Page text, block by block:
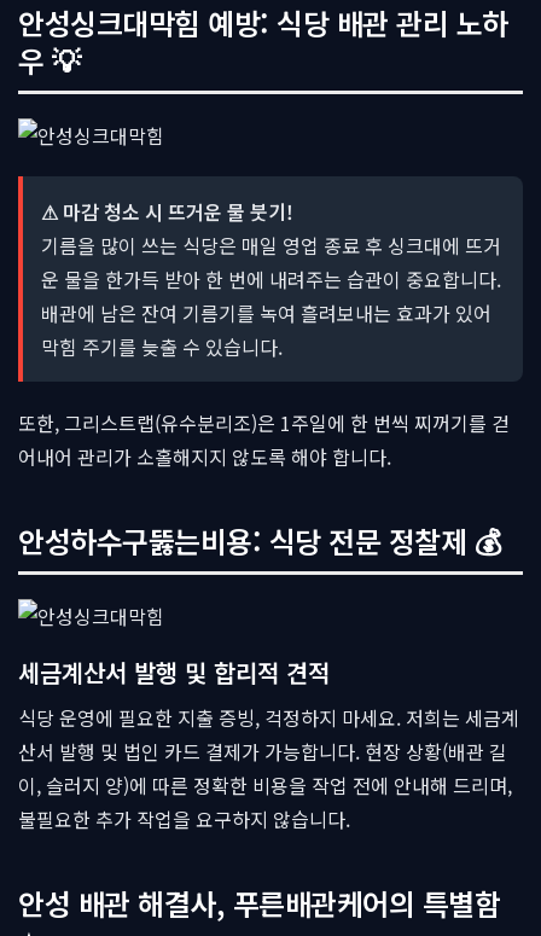
안성싱크대막힘 예방: 식당 배관 관리 노하
우 💡
⚠ 마감 청소 시 뜨거운 물 붓기!
기름을 많이 쓰는 식당은 매일 영업 종료 후 싱크대에 뜨거
운 물을 한가득 받아 한 번에 내려주는 습관이 중요합니다.
배관에 남은 잔여 기름기를 녹여 흘려보내는 효과가 있어
막힘 주기를 늦출 수 있습니다.
또한, 그리스트랩(유수분리조)은 1주일에 한 번씩 찌꺼기를 걷
어내어 관리가 소홀해지지 않도록 해야 합니다.
안성하수구뚫는비용: 식당 전문 정찰제 💰
세금계산서 발행 및 합리적 견적
식당 운영에 필요한 지출 증빙, 걱정하지 마세요. 저희는 세금계
산서 발행 및 법인 카드 결제가 가능합니다. 현장 상황(배관 길
이, 슬러지 양)에 따른 정확한 비용을 작업 전에 안내해 드리며,
불필요한 추가 작업을 요구하지 않습니다.
안성 배관 해결사, 푸른배관케어의 특별함